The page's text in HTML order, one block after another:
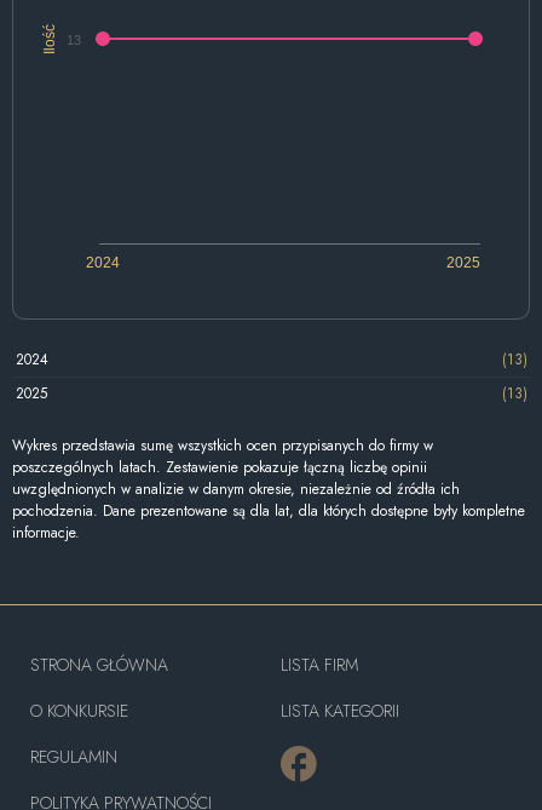
Ilość
2024 2025
13
2024
(13)
2025
(13)
Wykres przedstawia sumę wszystkich ocen przypisanych do firmy w
poszczególnych latach. Zestawienie pokazuje łączną liczbę opinii
uwzględnionych w analizie w danym okresie, niezależnie od źródła ich
pochodzenia. Dane prezentowane są dla lat, dla których dostępne były kompletne
informacje.
STRONA GŁÓWNA
O KONKURSIE
REGULAMIN
POLITYKA PRYWATNOŚCI
LISTA FIRM
LISTA KATEGORII